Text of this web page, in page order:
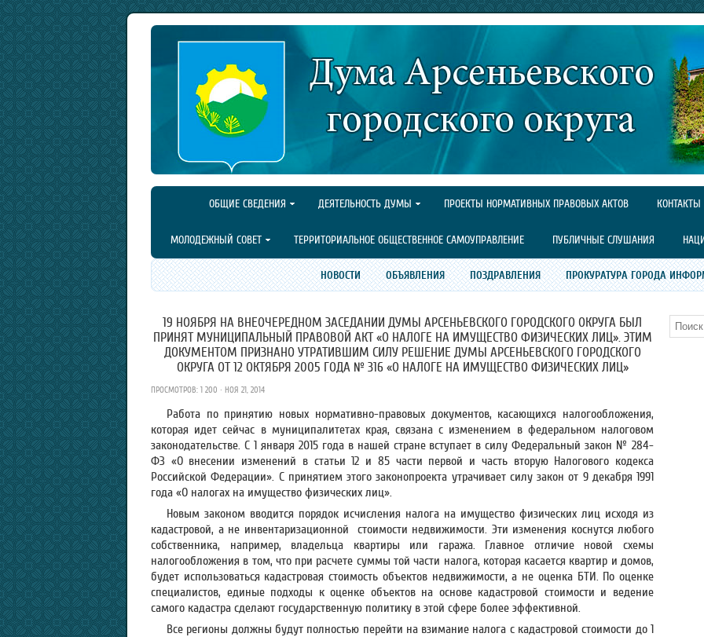
ОБЩИЕ СВЕДЕНИЯ ДЕЯТЕЛЬНОСТЬ ДУМЫ ПРОЕКТЫ НОРМАТИВНЫХ ПРАВОВЫХ АКТОВ КОНТАКТЫ
МОЛОДЕЖНЫЙ СОВЕТ ТЕРРИТОРИАЛЬНОЕ ОБЩЕСТВЕННОЕ САМОУПРАВЛЕНИЕ ПУБЛИЧНЫЕ СЛУШАНИЯ
НОВОСТИ ОБЪЯВЛЕНИЯ ПОЗДРАВЛЕНИЯ ПРОКУРАТУРА ГОРОДА
19 НОЯБРЯ НА ВНЕОЧЕРЕДНОМ ЗАСЕДАНИИ ДУМЫ АРСЕНЬЕВСКОГО ГОРОДСКОГО ОКРУГА БЫЛ
ПРИНЯТ МУНИЦИПАЛЬНЫЙ ПРАВОВОЙ АКТ «О НАЛОГЕ НА ИМУЩЕСТВО ФИЗИЧЕСКИХ ЛИЦ». ЭТИМ
ДОКУМЕНТОМ ПРИЗНАНО УТРАТИВШИМ СИЛУ РЕШЕНИЕ ДУМЫ АРСЕНЬЕВСКОГО ГОРОДСКОГО
ОКРУГА ОТ 12 ОКТЯБРЯ 2005 ГОДА № 316 «О НАЛОГЕ НА ИМУЩЕСТВО ФИЗИЧЕСКИХ ЛИЦ»
ПРОСМОТРОВ: 1 200 · НОЯ 21, 2014
Работа по принятию новых нормативно-правовых документов, касающихся налогообложения,
которая идет сейчас в муниципалитетах края, связана с изменением в федеральном налоговом
законодательстве. С 1 января 2015 года в нашей стране вступает в силу Федеральный закон № 284-
ФЗ «О внесении изменений в статьи 12 и 85 части первой и часть вторую Налогового кодекса
Российской Федерации». С принятием этого законопроекта утрачивает силу закон от 9 декабря 1991
года «О налогах на имущество физических лиц».
Новым законом вводится порядок исчисления налога на имущество физических лиц исходя из
кадастровой, а не инвентаризационной стоимости недвижимости. Эти изменения коснутся любого
собственника, например, владельца квартиры или гаража. Главное отличие новой схемы
налогообложения в том, что при расчете суммы той части налога, которая касается квартир и домов,
будет использоваться кадастровая стоимость объектов недвижимости, а не оценка БТИ. По оценке
специалистов, единые подходы к оценке объектов на основе кадастровой стоимости и ведение
самого кадастра сделают государственную политику в этой сфере более эффективной.
Все регионы должны будут полностью перейти на взимание налога с кадастровой стоимости до 1
Поиск